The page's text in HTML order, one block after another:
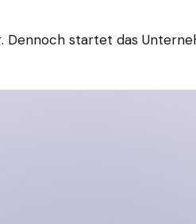
Dennoch startet das